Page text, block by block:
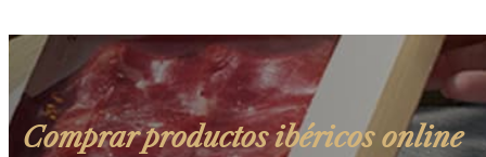
Comprar productos ibéricos online